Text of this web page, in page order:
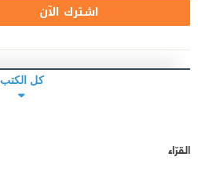
اشترك الآن
كل الكتب
القرّاء